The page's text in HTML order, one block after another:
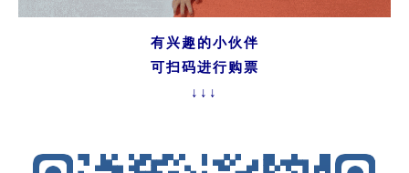
有兴趣的小伙伴
可扫码进行购票
↓↓↓